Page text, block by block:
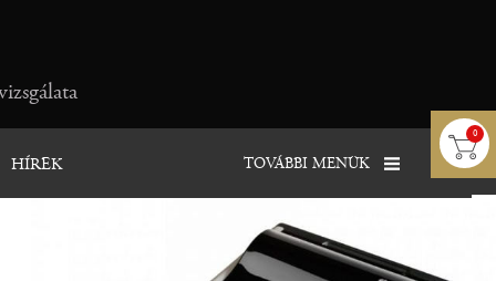
0
HÍREK TOVÁBBI MENÜK